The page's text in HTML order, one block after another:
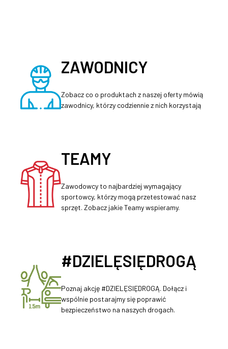
ZAWODNICY
Zobacz co o produktach z naszej oferty mówią
zawodnicy, którzy codziennie z nich korzystają
TEAMY
Zawodowcy to najbardziej wymagający
sportowcy, którzy mogą przetestować nasz
sprzęt. Zobacz jakie Teamy wspieramy.
#DZIELĘSIĘDROGĄ
Poznaj akcję #DZIELĘSIĘDROGĄ. Dołącz i
wspólnie postarajmy się poprawić
bezpieczeństwo na naszych drogach.